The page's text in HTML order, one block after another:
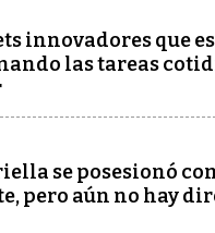
innovadores que
las tareas
se posesionó
pero aún no hay